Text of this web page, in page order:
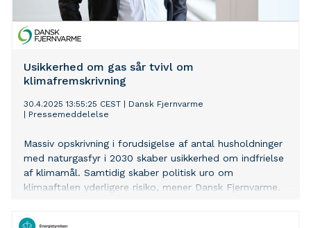
Usikkerhed om gas sår tvivl om
klimafremskrivning
30.4.2025 13:55:25 CEST
Dansk Fjernvarme
Pressemeddelelse
Massiv opskrivning i forudsigelse af antal husholdninger
med naturgasfyr i 2030 skaber usikkerhed om indfrielse
af klimamål. Samtidig skaber politisk uro om
klimaaftalen yderligere risiko, mener Dansk Fjernvarme.